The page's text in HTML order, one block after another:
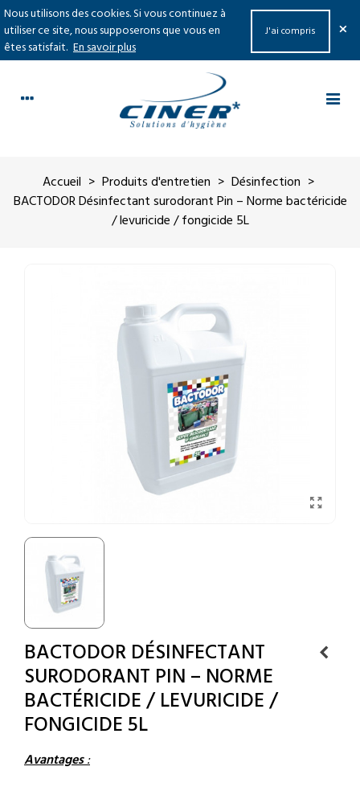
Nous utilisons des cookies. Si vous continuez à
utiliser ce site, nous supposerons que vous en
êtes satisfait. En savoir plus
J'ai compris ×
Accueil > Produits d'entretien > Désinfection >
BACTODOR Désinfectant surodorant Pin – Norme bactéricide
/ levuricide / fongicide 5L
BACTODOR DÉSINFECTANT
SURODORANT PIN – NORME
BACTÉRICIDE / LEVURICIDE /
FONGICIDE 5L
Avantages: